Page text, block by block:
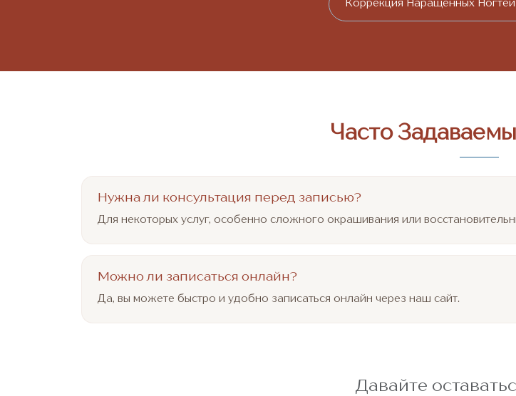
Коррекция Наращенных
Часто
Нужна ли консультация перед записью?
Для некоторых услуг, особенно сложного окрашивания или
Можно ли записаться онлайн?
Да, вы можете быстро и удобно записаться онлайн через наш сайт.
Давайте